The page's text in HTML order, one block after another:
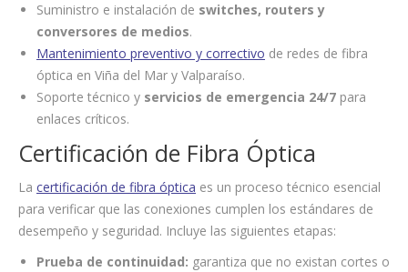
Suministro e instalación de switches, routers y
conversores de medios.
Mantenimiento preventivo y correctivo de redes de fibra
óptica en Viña del Mar y Valparaíso.
Soporte técnico y servicios de emergencia 24/7 para
enlaces críticos.
Certificación de Fibra Óptica
La certificación de fibra óptica es un proceso técnico esencial
para verificar que las conexiones cumplen los estándares de
desempeño y seguridad. Incluye las siguientes etapas:
Prueba de continuidad: garantiza que no existan cortes o